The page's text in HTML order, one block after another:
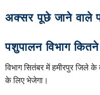
अक्सर पूछे जाने वाले
पशुपालन विभाग
विभाग सितंबर में हमीरपुर जिले
के लिए भेजेगा।